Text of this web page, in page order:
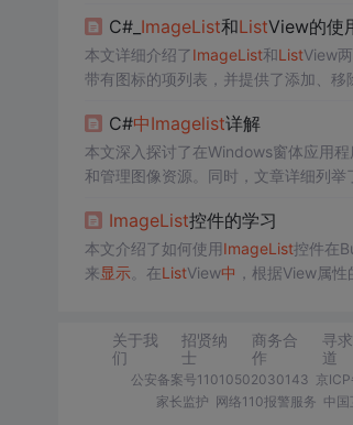
C#_ ImageList和ListView的使
本文详细介绍了ImageList和ListView
带有图标的项列表，并提供了添加、移
C#中Imagelist详解
本文深入探讨了在Windows窗体应用程
和管理图像资源。同时，文章详细列举
ImageList控件的学习
本文介绍了如何使用ImageList控件在
来 显示。在ListView中 ，根据View属性
关于我
们
招贤纳
士
商务合
作
寻
道
公安备案号11010502030143 京
家长监护 网络110报警服务 中